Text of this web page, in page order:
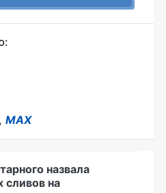
, MAX
назвала
сливов на